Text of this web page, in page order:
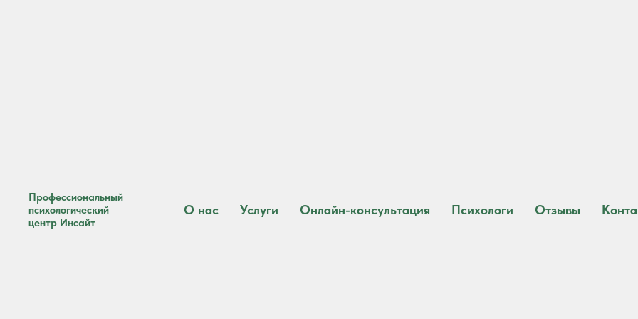
Профессиональный
психологический
центр Инсайт
О нас Услуги Онлайн-консультация Психологи Отзывы